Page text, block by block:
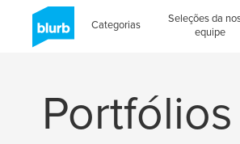
Categorias
Seleções da
equipe
Portfólios